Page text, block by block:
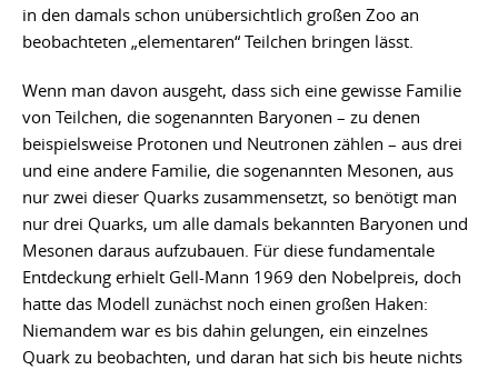
in den damals schon unübersichtlich großen Zoo an
beobachteten „elementaren“ Teilchen bringen lässt.
Wenn man davon ausgeht, dass sich eine gewisse Familie
von Teilchen, die sogenannten Baryonen – zu denen
beispielsweise Protonen und Neutronen zählen – aus drei
und eine andere Familie, die sogenannten Mesonen, aus
nur zwei dieser Quarks zusammensetzt, so benötigt man
nur drei Quarks, um alle damals bekannten Baryonen und
Mesonen daraus aufzubauen. Für diese fundamentale
Entdeckung erhielt Gell-Mann 1969 den Nobelpreis, doch
hatte das Modell zunächst noch einen großen Haken:
Niemandem war es bis dahin gelungen, ein einzelnes
Quark zu beobachten, und daran hat sich bis heute nichts